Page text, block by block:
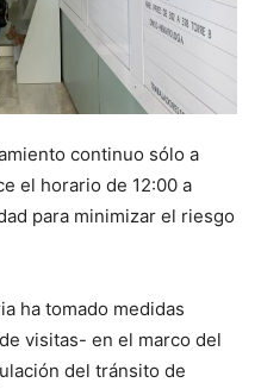
continuo sólo a
el horario de 12:00 a
para minimizar el riesgo
ha tomado medidas
visitas- en el marco del
del tránsito de